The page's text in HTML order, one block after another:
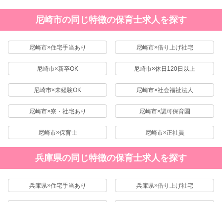
尼崎市の同じ特徴の保育士求人を探す
尼崎市×住宅手当あり 尼崎市×借り上げ社宅
尼崎市×新卒OK 尼崎市×休日120日以上
尼崎市×未経験OK 尼崎市×社会福祉法人
尼崎市×寮・社宅あり 尼崎市×認可保育園
尼崎市×保育士 尼崎市×正社員
兵庫県の同じ特徴の保育士求人を探す
兵庫県×住宅手当あり 兵庫県×借り上げ社宅